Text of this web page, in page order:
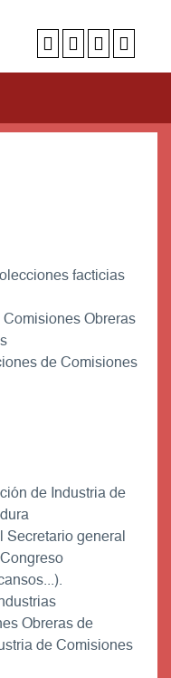
facticias
Obreras
de Comisiones
de Industria de
general
Obreras de
de Comisiones